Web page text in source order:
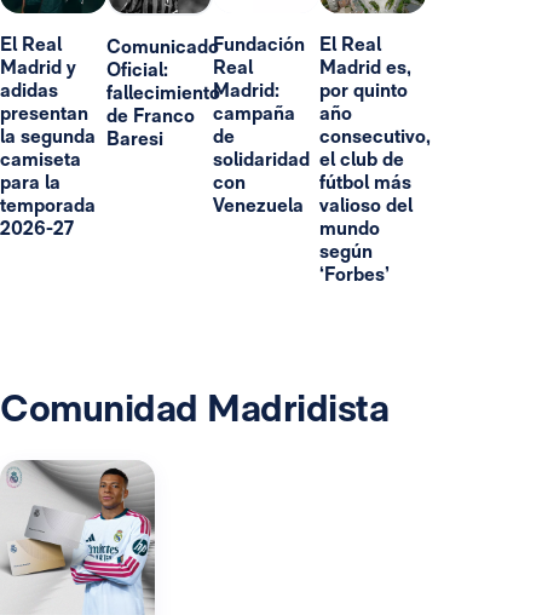
El Real
Madrid y
adidas
presentan
la segunda
camiseta
para la
temporada
2026-27
Comunicado
Oficial:
fallecimiento
de Franco
Baresi
Fundación
Real
Madrid:
campaña
de
solidaridad
con
Venezuela
El Real
Madrid es,
por quinto
año
consecutivo,
el club de
fútbol más
valioso del
mundo
según
‘Forbes’
Comunidad Madridista